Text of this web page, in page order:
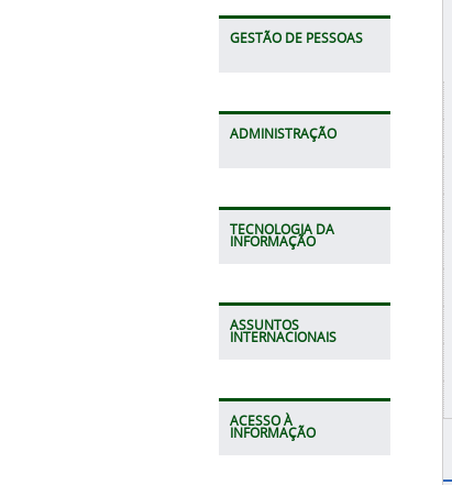
GESTÃO DE PESSOAS
ADMINISTRAÇÃO
TECNOLOGIA DA
INFORMAÇÃO
ASSUNTOS
INTERNACIONAIS
ACESSO À
INFORMAÇÃO